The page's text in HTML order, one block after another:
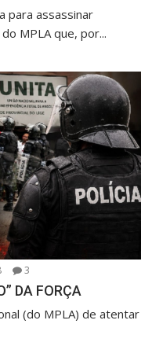
para assassinar
MPLA que, por...
3
DA FORÇA
(do MPLA) de atentar